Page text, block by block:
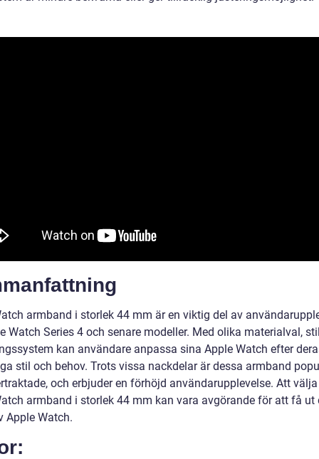
armband i storlek 44 mm är en viktig del av
Watch Series 4 och senare modeller. Med olika materialval,
kan användare anpassa sina Apple Watch efter
stil och behov. Trots vissa nackdelar är dessa armband
och erbjuder en förhöjd användarupplevelse. Att
armband i storlek 44 mm kan vara avgörande för att få ut
Apple Watch.